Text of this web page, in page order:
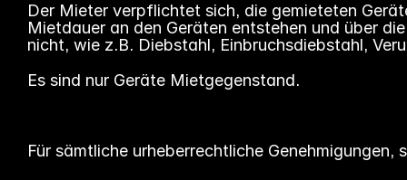
Der Mieter verpflichtet sich, die gemieteten
Mietdauer an den Geräten entstehen und über
nicht, wie z.B. Diebstahl, Einbruchsdiebstahl,
Es sind nur Geräte Mietgegenstand.
Für sämtliche urheberrechtliche